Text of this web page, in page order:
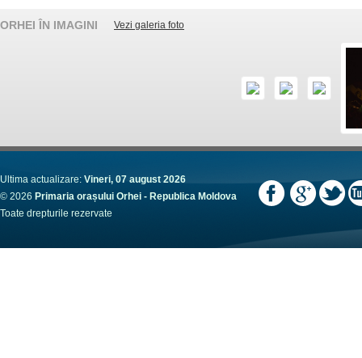
ORHEI ÎN IMAGINI Vezi galeria foto
Ultima actualizare: Vineri, 07 august 2026
© 2026 Primaria orașului Orhei - Republica Moldova
Toate drepturile rezervate